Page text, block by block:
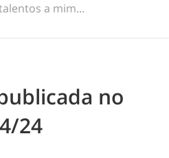
a mim...
no
24